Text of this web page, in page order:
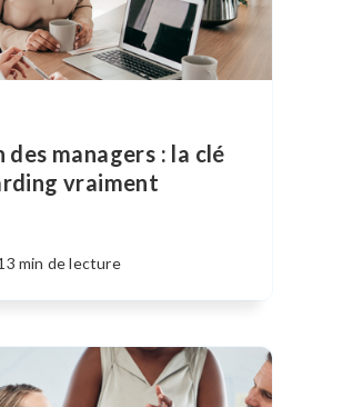
managers : la clé
vraiment
min de lecture